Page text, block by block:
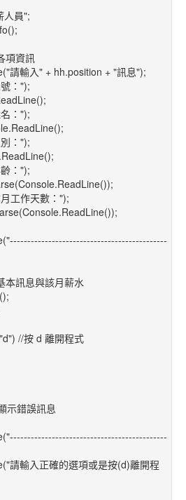
人員";
項資訊
請輸入" + hh.position + "訊息");
：");
：");
：");
：");
工作天數：");
本訊息與該月薪水
//按 d 離開程式
示錯誤訊息
請輸入正確的選項或是按(d)離開程